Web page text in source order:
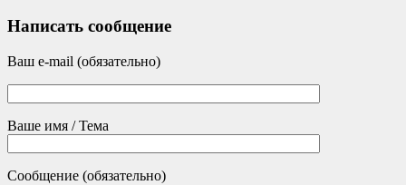
Написать сообщение
Ваш e-mail (обязательно)
Ваше имя / Тема
Сообщение (обязательно)